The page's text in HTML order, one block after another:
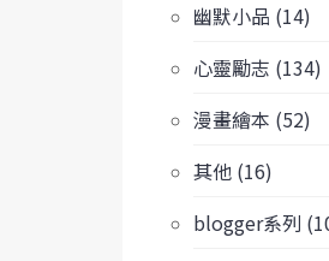
幽默小品 (14)
心靈勵志 (134)
漫畫繪本 (52)
其他 (16)
blogger系列